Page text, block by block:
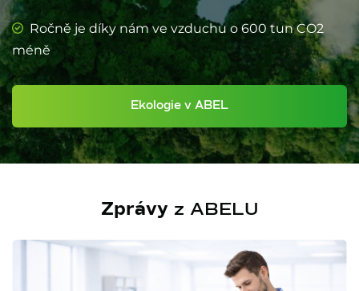
Ročně je díky nám ve vzduchu o 600 tun CO2
méně
Ekologie v ABEL
Zprávyz ABELU